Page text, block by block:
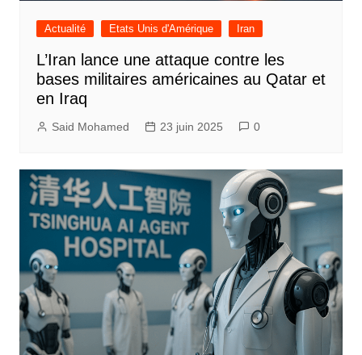
Actualité Etats Unis d'Amérique Iran
L’Iran lance une attaque contre les
bases militaires américaines au Qatar et
en Iraq
Said Mohamed 23 juin 2025 0